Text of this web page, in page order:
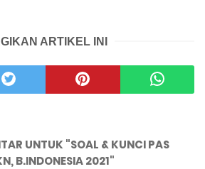
ARTIKEL INI
UNTUK "SOAL & KUNCI PAS
B.INDONESIA 2021"